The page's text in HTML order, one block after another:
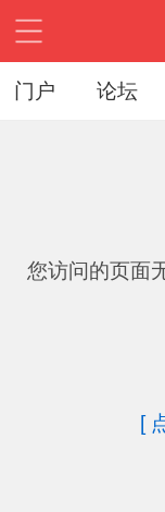
门户 论坛
您访问的页面
[